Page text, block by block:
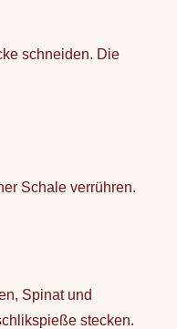
schneiden. Die
Schale verrühren.
Spinat und
stecken.